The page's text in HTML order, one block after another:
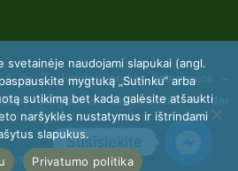
A iki Z. Įvairios prekių kategorijos –
statyboms, automobiliui ir dar
© VISUM Powered by Getspace
svetainėje naudojami slapukai (angl.
mygtuką „Sutinku“ arba
sutikimą bet kada galėsite atšaukti
naršyklės nustatymus ir ištrindami
slapukus.
Privatumo politika
Susisiekite